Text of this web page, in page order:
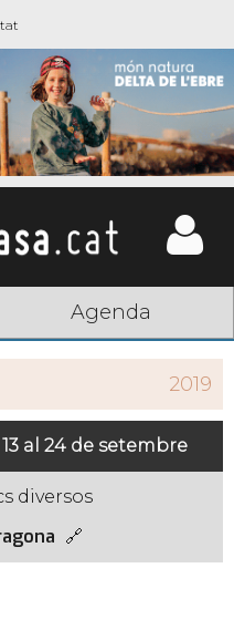
Agenda
2019
al 24 de setembre
diversos